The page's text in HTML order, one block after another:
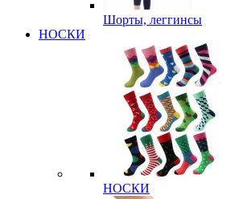
Шорты, леггинсы
НОСКИ
НОСКИ